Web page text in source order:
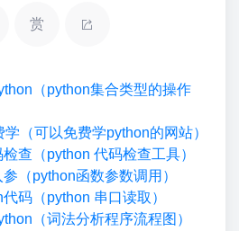
赏
（python集合类型的操作
（可以免费学python的网站）
查（python 代码检查工具）
（python函数参数调用）
码（python 串口读取）
（词法分析程序流程图）